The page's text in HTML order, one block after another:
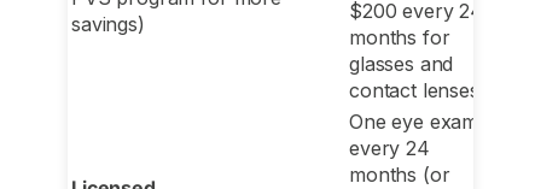
savings)
$200 every 24
months for
glasses and
contact lenses
One eye exam
every 24
months (or